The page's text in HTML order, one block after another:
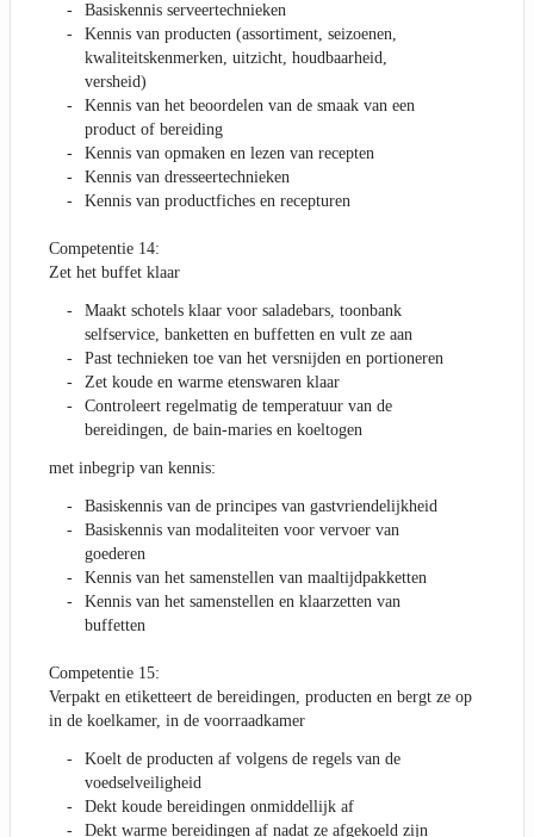
Basiskennis serveertechnieken
Kennis van producten (assortiment, seizoenen,
kwaliteitskenmerken, uitzicht, houdbaarheid,
versheid)
Kennis van het beoordelen van de smaak van een
product of bereiding
Kennis van opmaken en lezen van recepten
Kennis van dresseertechnieken
Kennis van productfiches en recepturen
Competentie 14:
Zet het buffet klaar
Maakt schotels klaar voor saladebars, toonbank
selfservice, banketten en buffetten en vult ze aan
Past technieken toe van het versnijden en portioneren
Zet koude en warme etenswaren klaar
Controleert regelmatig de temperatuur van de
bereidingen, de bain-maries en koeltogen
met inbegrip van kennis:
Basiskennis van de principes van gastvriendelijkheid
Basiskennis van modaliteiten voor vervoer van
goederen
Kennis van het samenstellen van maaltijdpakketten
Kennis van het samenstellen en klaarzetten van
buffetten
Competentie 15:
Verpakt en etiketteert de bereidingen, producten en bergt ze op
in de koelkamer, in de voorraadkamer
Koelt de producten af volgens de regels van de
voedselveiligheid
Dekt koude bereidingen onmiddellijk af
Dekt warme bereidingen af nadat ze afgekoeld zijn